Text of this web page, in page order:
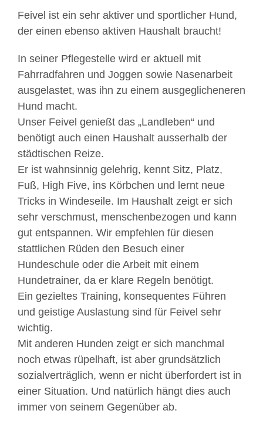
Feivel ist ein sehr aktiver und sportlicher Hund,
der einen ebenso aktiven Haushalt braucht!
In seiner Pflegestelle wird er aktuell mit
Fahrradfahren und Joggen sowie Nasenarbeit
ausgelastet, was ihn zu einem ausgeglicheneren
Hund macht.
Unser Feivel genießt das „Landleben“ und
benötigt auch einen Haushalt ausserhalb der
städtischen Reize.
Er ist wahnsinnig gelehrig, kennt Sitz, Platz,
Fuß, High Five, ins Körbchen und lernt neue
Tricks in Windeseile. Im Haushalt zeigt er sich
sehr verschmust, menschenbezogen und kann
gut entspannen. Wir empfehlen für diesen
stattlichen Rüden den Besuch einer
Hundeschule oder die Arbeit mit einem
Hundetrainer, da er klare Regeln benötigt.
Ein gezieltes Training, konsequentes Führen
und geistige Auslastung sind für Feivel sehr
wichtig.
Mit anderen Hunden zeigt er sich manchmal
noch etwas rüpelhaft, ist aber grundsätzlich
sozialverträglich, wenn er nicht überfordert ist in
einer Situation. Und natürlich hängt dies auch
immer von seinem Gegenüber ab.